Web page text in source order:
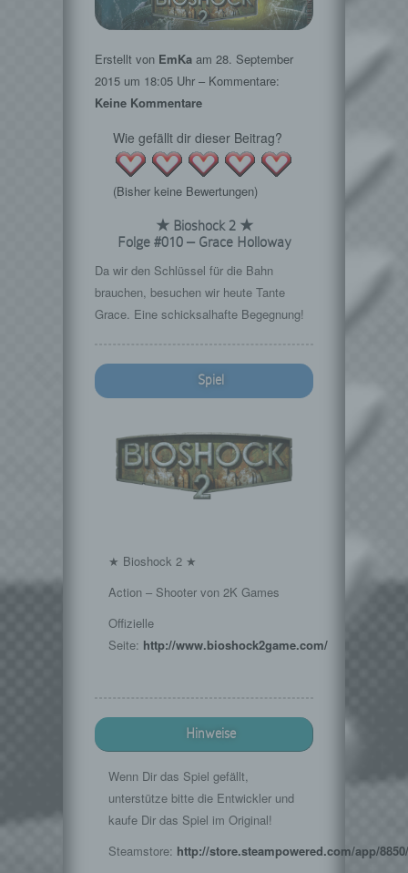
Erstellt von EmKa am 28. September
2015 um 18:05 Uhr – Kommentare:
Keine Kommentare
Wie gefällt dir dieser Beitrag?
(Bisher keine Bewertungen)
★ Bioshock 2 ★
Folge #010 – Grace Holloway
Da wir den Schlüssel für die Bahn
brauchen, besuchen wir heute Tante
Grace. Eine schicksalhafte Begegnung!
Spiel
★ Bioshock 2 ★
Action – Shooter von 2K Games
Offizielle
Seite: http://www.bioshock2game.com/
Hinweise
Wenn Dir das Spiel gefällt,
unterstütze bitte die Entwickler und
kaufe Dir das Spiel im Original!
Steamstore: http://store.steampowered.com/app/8850/